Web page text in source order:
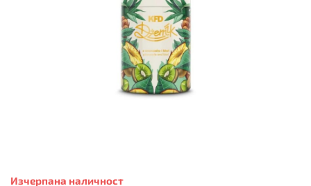
Изчерпана наличност